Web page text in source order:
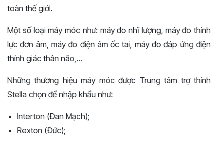
toàn thế giới.
Một số loại máy móc như: máy đo nhĩ lượng, máy đo thính
lực đơn âm, máy đo điện âm ốc tai, máy đo đáp ứng điện
thính giác thân não,...
Những thương hiệu máy móc được Trung tâm trợ thính
Stella chọn để nhập khẩu như:
Interton (Đan Mạch);
Rexton (Đức);